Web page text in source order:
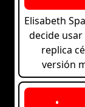
Elisabeth
decide
replica
versión